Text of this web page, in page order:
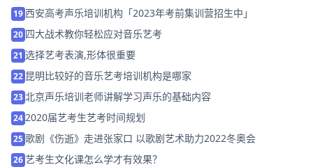
19西安高考声乐培训机构「2023年考前集训营招生中」
20 四大战术教你轻松应对音乐艺考
21 选择艺考表演,形体很重要
22 昆明比较好的音乐艺考培训机构是哪家
23北京声乐培训老师讲解学习声乐的基础内容
242020届艺考生艺考时间规划
25歌剧《伤逝》走进张家口 以歌剧艺术助力2022冬奥会
26艺考生文化课怎么学才有效果？